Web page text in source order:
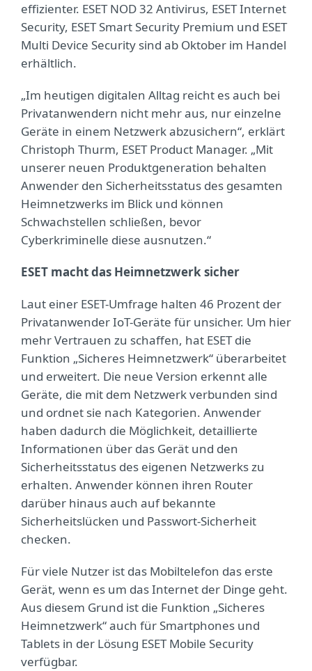
effizienter. ESET NOD 32 Antivirus, ESET Internet
Security, ESET Smart Security Premium und ESET
Multi Device Security sind ab Oktober im Handel
erhältlich.
„Im heutigen digitalen Alltag reicht es auch bei
Privatanwendern nicht mehr aus, nur einzelne
Geräte in einem Netzwerk abzusichern“, erklärt
Christoph Thurm, ESET Product Manager. „Mit
unserer neuen Produktgeneration behalten
Anwender den Sicherheitsstatus des gesamten
Heimnetzwerks im Blick und können
Schwachstellen schließen, bevor
Cyberkriminelle diese ausnutzen.“
ESET macht das Heimnetzwerk sicher
Laut einer ESET-Umfrage halten 46 Prozent der
Privatanwender IoT-Geräte für unsicher. Um hier
mehr Vertrauen zu schaffen, hat ESET die
Funktion „Sicheres Heimnetzwerk“ überarbeitet
und erweitert. Die neue Version erkennt alle
Geräte, die mit dem Netzwerk verbunden sind
und ordnet sie nach Kategorien. Anwender
haben dadurch die Möglichkeit, detaillierte
Informationen über das Gerät und den
Sicherheitsstatus des eigenen Netzwerks zu
erhalten. Anwender können ihren Router
darüber hinaus auch auf bekannte
Sicherheitslücken und Passwort-Sicherheit
checken.
Für viele Nutzer ist das Mobiltelefon das erste
Gerät, wenn es um das Internet der Dinge geht.
Aus diesem Grund ist die Funktion „Sicheres
Heimnetzwerk“ auch für Smartphones und
Tablets in der Lösung ESET Mobile Security
verfügbar.